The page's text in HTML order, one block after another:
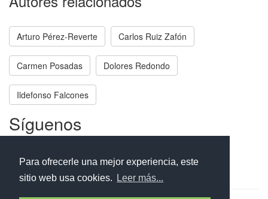
Para ofrecerle una mejor experiencia, este
sitio web usa cookies.
Leer más...
Arturo Pérez-Reverte Carlos Ruiz Zafón
Carmen Posadas Dolores Redondo
Ildefonso Falcones
Síguenos